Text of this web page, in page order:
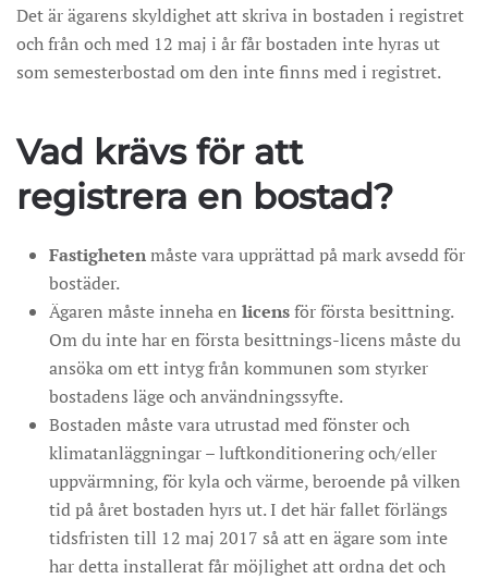
Det är ägarens skyldighet att skriva in bostaden i registret
och från och med 12 maj i år får bostaden inte hyras ut
som semesterbostad om den inte finns med i registret.
Vad krävs för att
registrera en bostad?
Fastighetenmåste vara upprättad på mark avsedd för
bostäder.
Ägaren måste inneha en licensför första besittning.
Om du inte har en första besittnings-licens måste du
ansöka om ett intyg från kommunen som styrker
bostadens läge och användningssyfte.
Bostaden måste vara utrustad med fönster och
klimatanläggningar – luftkonditionering och/eller
uppvärmning, för kyla och värme, beroende på vilken
tid på året bostaden hyrs ut. I det här fallet förlängs
tidsfristen till 12 maj 2017 så att en ägare som inte
har detta installerat får möjlighet att ordna det och